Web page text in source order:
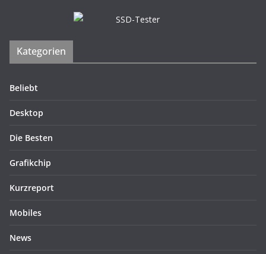
Kategorien
Beliebt
Desktop
Die Besten
Grafikchip
Kurzreport
Mobiles
News